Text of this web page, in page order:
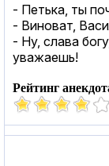
- Петька, ты
- Виноват,
- Ну, слава
уважаешь!
Рейтинг